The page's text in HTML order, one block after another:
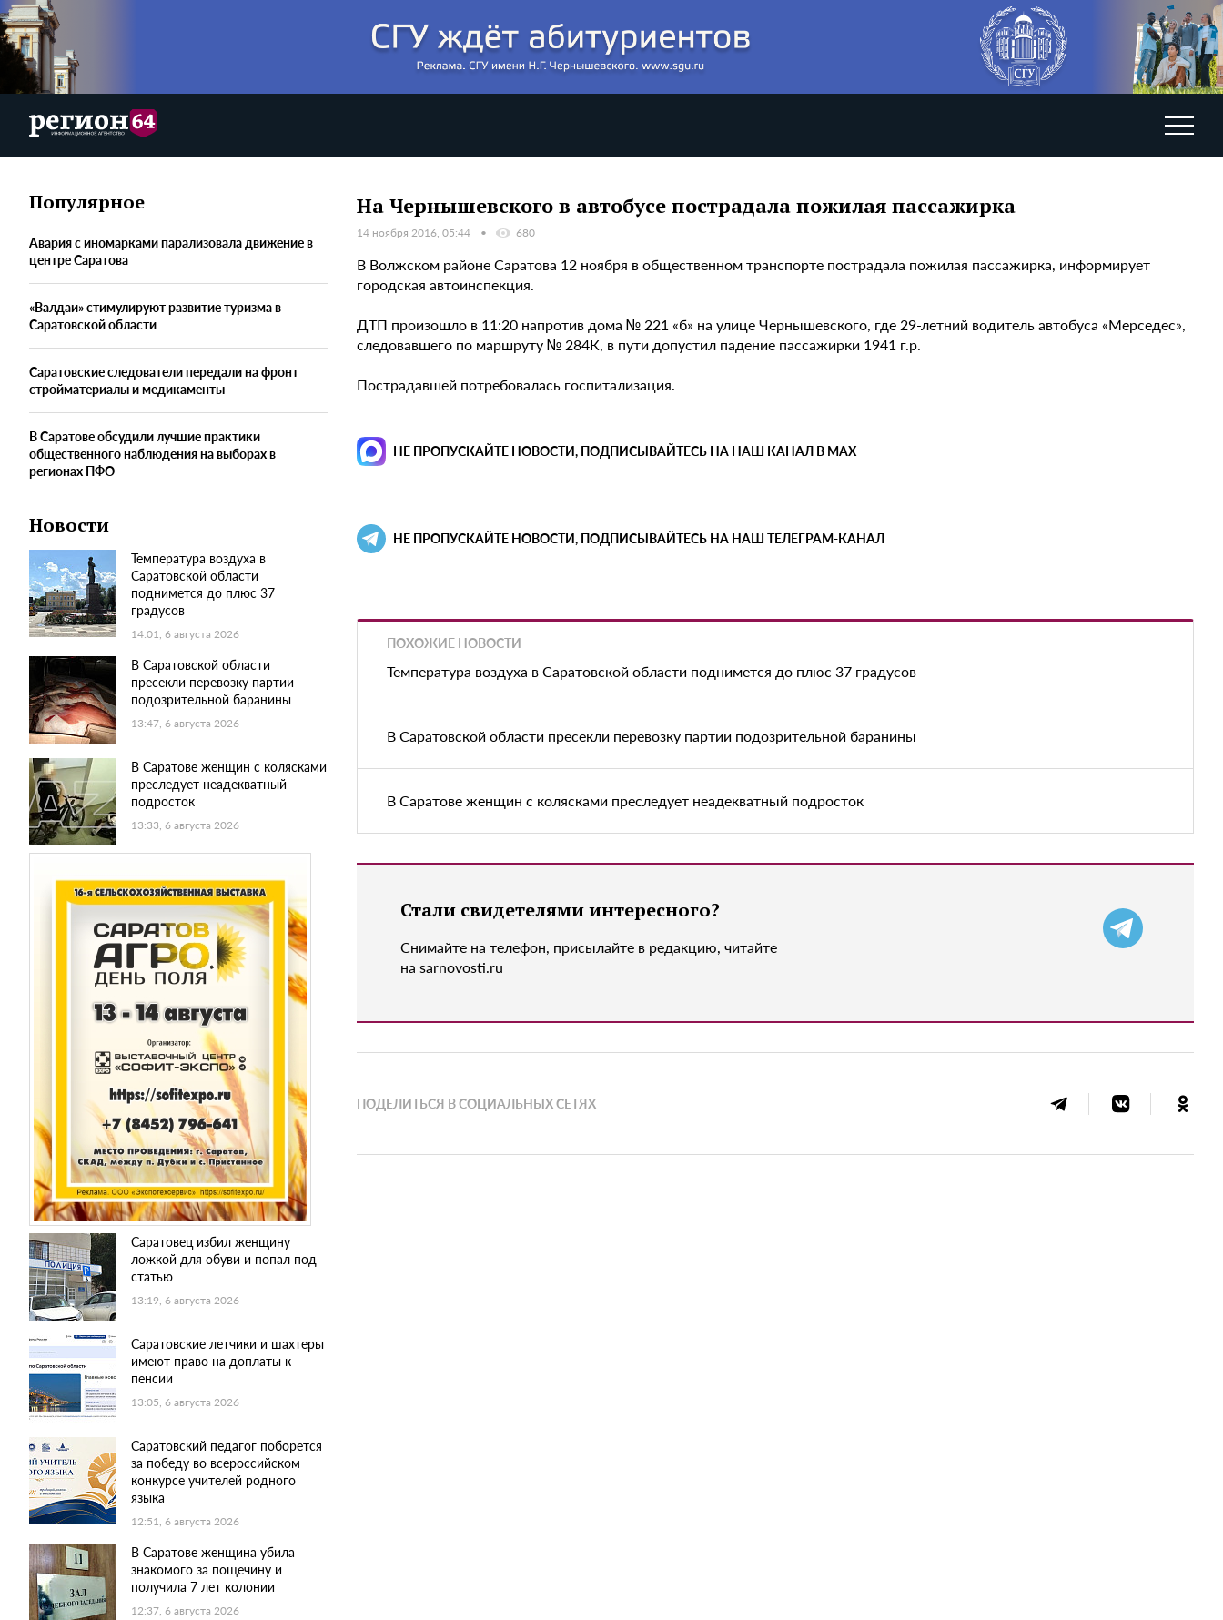
Популярное
Авария с иномарками парализовала движение в
центре Саратова
«Валдаи» стимулируют развитие туризма в
Саратовской области
Саратовские следователи передали на фронт
стройматериалы и медикаменты
В Саратове обсудили лучшие практики
общественного наблюдения на выборах в
регионах ПФО
Новости
Температура воздуха в
Саратовской области
поднимется до плюс 37
градусов
14:01, 6 августа 2026
В Саратовской области
пресекли перевозку партии
подозрительной баранины
13:47, 6 августа 2026
В Саратове женщин с колясками
преследует неадекватный
подросток
13:33, 6 августа 2026
Саратовец избил женщину
ложкой для обуви и попал под
статью
13:19, 6 августа 2026
Саратовские летчики и шахтеры
имеют право на доплаты к
пенсии
13:05, 6 августа 2026
Саратовский педагог поборется
за победу во всероссийском
конкурсе учителей родного
языка
12:51, 6 августа 2026
В Саратове женщина убила
знакомого за пощечину и
получила 7 лет колонии
12:37, 6 августа 2026
На Чернышевского в автобусе пострадала пожилая пассажирка
14 ноября 2016, 05:44 680
В Волжском районе Саратова 12 ноября в общественном транспорте пострадала пожилая пассажирка, информирует
городская автоинспекция.
ДТП произошло в 11:20 напротив дома № 221 «б» на улице Чернышевского, где 29-летний водитель автобуса «Мерседес»,
следовавшего по маршруту № 284К, в пути допустил падение пассажирки 1941 г.р.
Пострадавшей потребовалась госпитализация.
НЕ ПРОПУСКАЙТЕ НОВОСТИ, ПОДПИСЫВАЙТЕСЬ НА НАШ КАНАЛ В MAX
НЕ ПРОПУСКАЙТЕ НОВОСТИ, ПОДПИСЫВАЙТЕСЬ НА НАШ ТЕЛЕГРАМ-КАНАЛ
ПОХОЖИЕ НОВОСТИ
Температура воздуха в Саратовской области поднимется до плюс 37 градусов
В Саратовской области пресекли перевозку партии подозрительной баранины
В Саратове женщин с колясками преследует неадекватный подросток
Стали свидетелями интересного?
Снимайте на телефон, присылайте в редакцию, читайте
на sarnovosti.ru
ПОДЕЛИТЬСЯ В СОЦИАЛЬНЫХ СЕТЯХ